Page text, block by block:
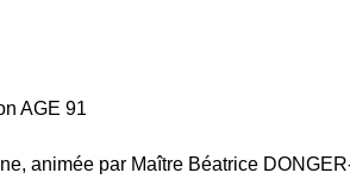
AGE 91
animée par Maître Béatrice